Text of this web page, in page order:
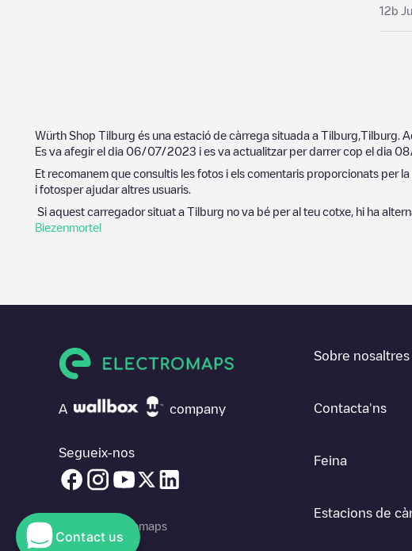
12b
Würth Shop Tilburg és una estació de càrrega situada a Tilburg Tilburg .
Es va afegir el dia 06/07/2023 i es va actualitzar per darrer cop el dia
Et recomanem que consultis les fotos i els comentaris proporcionats per
i fotosper ajudar altres usuaris.
Si aquest carregador situat a Tilburg no va bé per al teu cotxe, hi ha
Biezenmortel
A company
Segueix-nos
© 2026 Electromaps
Sobre nosaltres
Contacta'ns
Feina
Estacions de
Contact us